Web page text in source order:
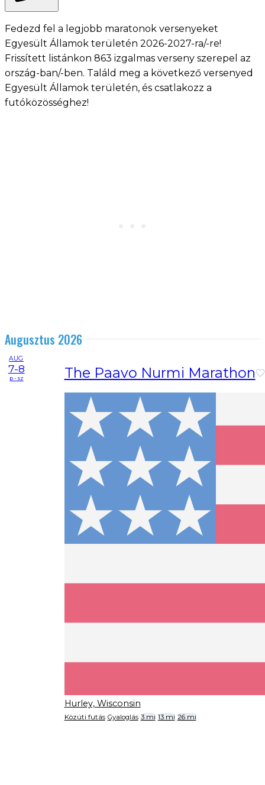
Fedezd fel a legjobb maratonok versenyeket
Egyesült Államok területén 2026-2027-ra/-re!
Frissített listánkon 863 izgalmas verseny szerepel az
ország-ban/-ben. Találd meg a következő versenyed
Egyesült Államok területén, és csatlakozz a
futóközösséghez!
Augusztus 2026
AUG
7-8
p - sz The Paavo Nurmi Marathon
Hurley, Wisconsin
Közúti futás Gyaloglás 3 mi 13 mi 26 mi